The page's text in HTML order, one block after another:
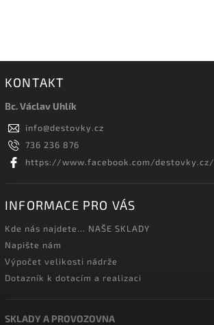
KONTAKT
Bc. Václav Uhlík
info@destovky.cz
736 236 876
https://www.facebook.com/destovky.cz/
INFORMACE PRO VÁS
Kde nás najdete... NAŠE SKLADY
Napište nám
Výpočet velikosti nádrže
Dotazník k dotacím a realizaci
SKLADY A PROVOZOVNA